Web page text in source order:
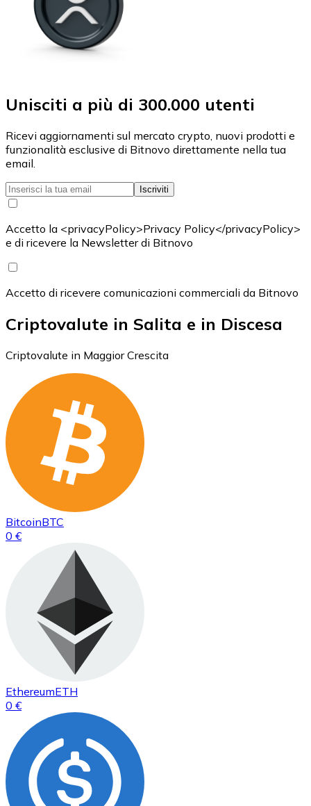
Unisciti a più di 300.000 utenti
Ricevi aggiornamenti sul mercato crypto, nuovi prodotti e
funzionalità esclusive di Bitnovo direttamente nella tua
email.
Iscriviti
Accetto la <privacyPolicy>Privacy Policy</privacyPolicy>
e di ricevere la Newsletter di Bitnovo
Accetto di ricevere comunicazioni commerciali da Bitnovo
Criptovalute in Salita e in Discesa
Criptovalute in Maggior Crescita
BitcoinBTC
0 €
EthereumETH
0 €